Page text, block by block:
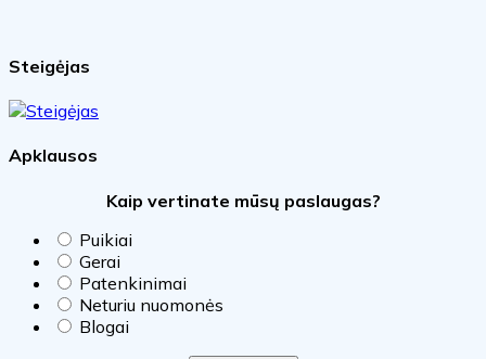
Steigėjas
Apklausos
Kaip vertinate mūsų paslaugas?
Puikiai
Gerai
Patenkinimai
Neturiu nuomonės
Blogai